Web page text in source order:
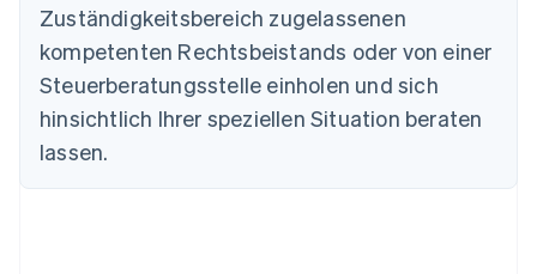
Zuständigkeitsbereich zugelassenen
kompetenten Rechtsbeistands oder von einer
Steuerberatungsstelle einholen und sich
hinsichtlich Ihrer speziellen Situation beraten
lassen.
Deutschland
DeutschEnglish
Estland
English
Festlandchina
简体中文
EnglishSvenska